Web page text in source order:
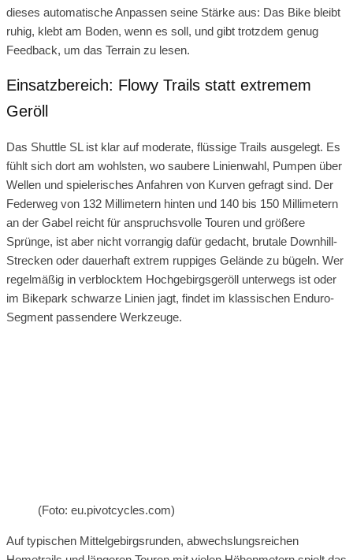
dieses automatische Anpassen seine Stärke aus: Das Bike bleibt
ruhig, klebt am Boden, wenn es soll, und gibt trotzdem genug
Feedback, um das Terrain zu lesen.
Einsatzbereich: Flowy Trails statt extremem
Geröll
Das Shuttle SL ist klar auf moderate, flüssige Trails ausgelegt. Es
fühlt sich dort am wohlsten, wo saubere Linienwahl, Pumpen über
Wellen und spielerisches Anfahren von Kurven gefragt sind. Der
Federweg von 132 Millimetern hinten und 140 bis 150 Millimetern
an der Gabel reicht für anspruchsvolle Touren und größere
Sprünge, ist aber nicht vorrangig dafür gedacht, brutale Downhill-
Strecken oder dauerhaft extrem ruppiges Gelände zu bügeln. Wer
regelmäßig in verblocktem Hochgebirgsgeröll unterwegs ist oder
im Bikepark schwarze Linien jagt, findet im klassischen Enduro-
Segment passendere Werkzeuge.
(Foto: eu.pivotcycles.com)
Auf typischen Mittelgebirgsrunden, abwechslungsreichen